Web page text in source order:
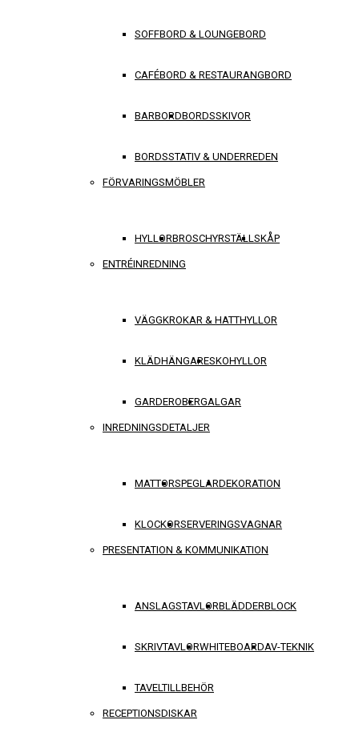
SOFFBORD & LOUNGEBORD
CAFÉBORD & RESTAURANGBORD
BARBORDBORDSSKIVOR
BORDSSTATIV & UNDERREDEN
FÖRVARINGSMÖBLER
HYLLORBROSCHYRSTÄLLSKÅP
ENTRÉINREDNING
VÄGGKROKAR & HATTHYLLOR
KLÄDHÄNGARESKOHYLLOR
GARDEROBERGALGAR
INREDNINGSDETALJER
MATTORSPEGLARDEKORATION
KLOCKORSERVERINGSVAGNAR
PRESENTATION & KOMMUNIKATION
ANSLAGSTAVLORBLÄDDERBLOCK
SKRIVTAVLORWHITEBOARDAV-TEKNIK
TAVELTILLBEHÖR
RECEPTIONSDISKAR